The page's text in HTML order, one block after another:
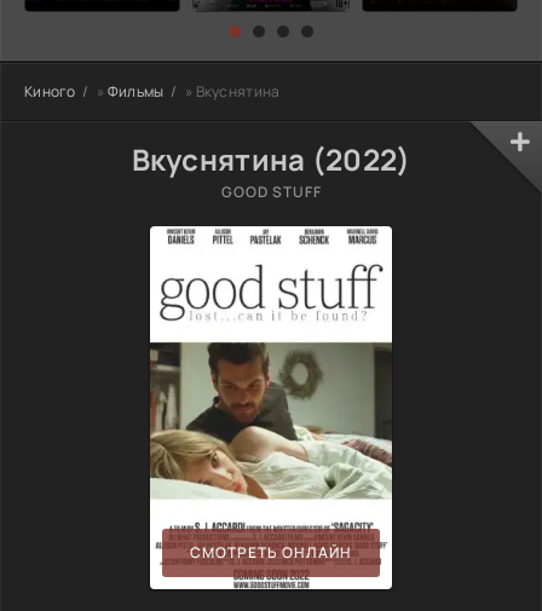
Киного » Фильмы » Вкуснятина
Вкуснятина (2022)
GOOD STUFF
СМОТРЕТЬ ОНЛАЙН